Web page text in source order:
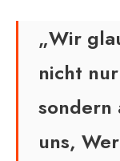
„Wir
nicht
sondern
uns,